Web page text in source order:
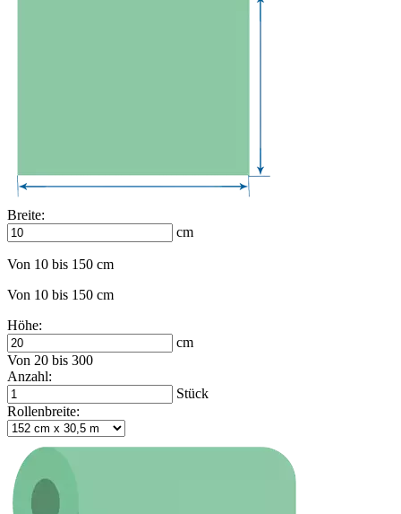
Breite:
cm
Von 10 bis 150 cm
Von 10 bis 150 cm
Höhe:
cm
Von 20 bis 300
Anzahl:
Stück
Rollenbreite: